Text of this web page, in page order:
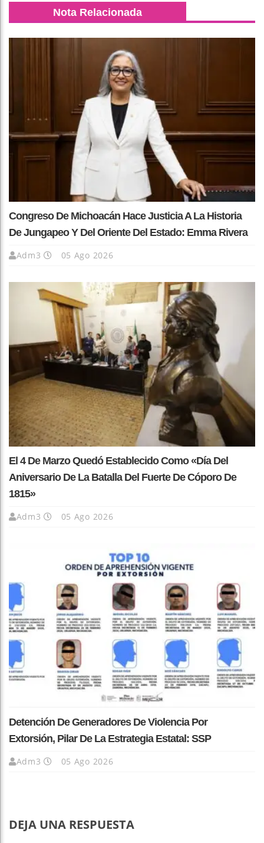
Nota Relacionada
Congreso De Michoacán Hace Justicia A La Historia
De Jungapeo Y Del Oriente Del Estado: Emma Rivera
Adm3 05 Ago 2026
El 4 De Marzo Quedó Establecido Como «Día Del
Aniversario De La Batalla Del Fuerte De Cóporo De
1815»
Adm3 05 Ago 2026
Detención De Generadores De Violencia Por
Extorsión, Pilar De La Estrategia Estatal: SSP
Adm3 05 Ago 2026
DEJA UNA RESPUESTA